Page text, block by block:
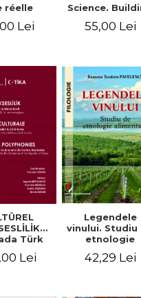
réelle
de
Éd.
Lei
Science.
vocabulary
language
55,00 Lei
Türk
Lei
Legendele
vinului. Studiu
etnologie
42,29 Lei